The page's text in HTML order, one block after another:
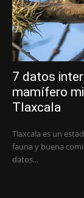
7 datos
mamífero
Tlaxcala
Tlaxcala es un
fauna y buena
datos...